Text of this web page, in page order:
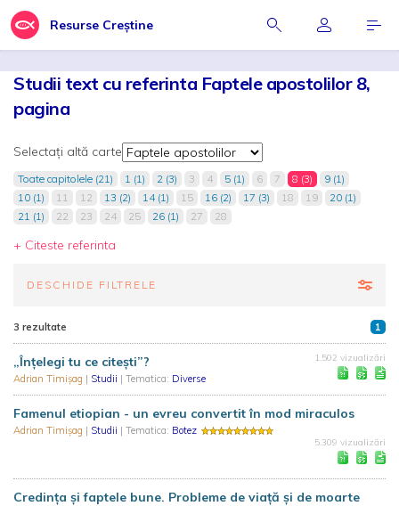
Resurse Creștine
Studii text cu referinta Faptele apostolilor 8,
pagina
Selectați altă carte
Toate capitolele (21) 1 (1) 2 (3) 3 4 5 (1) 6 7 8 (3)
9 (1)
10 (1)
11 12 13 (2) 14 (1) 15 16 (2) 17 (3) 18 19
20 (1)
21 (1)
22 23 24 25 26 (1) 27 28
+ Citeste referinta
DESCHIDE FILTRELE
3 rezultate 1
„Înțelegi tu ce citești”?
Adrian Timișag | Studii | Tematica: Diverse
1.502 vizualizări
Famenul etiopian - un evreu convertit în mod miraculos
Adrian Timișag | Studii | Tematica: Botez
5.309 vizualizări
Credința și faptele bune. Probleme de viață și de moarte